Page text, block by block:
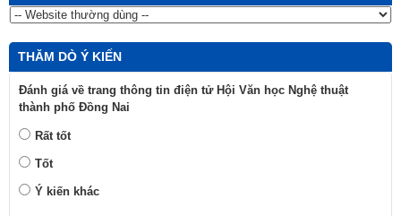
THĂM DÒ Ý KIẾN
Đánh giá về trang thông tin điện tử Hội Văn học Nghệ thuật
thành phố Đồng Nai
Rất tốt
Tốt
Ý kiến khác